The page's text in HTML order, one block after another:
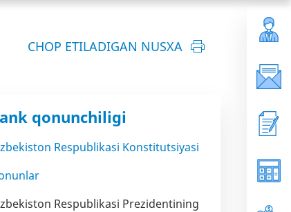
CHOP ETILADIGAN NUSXA
qonunchiligi
Respublikasi Konstitutsiyasi
Respublikasi Prezidentining